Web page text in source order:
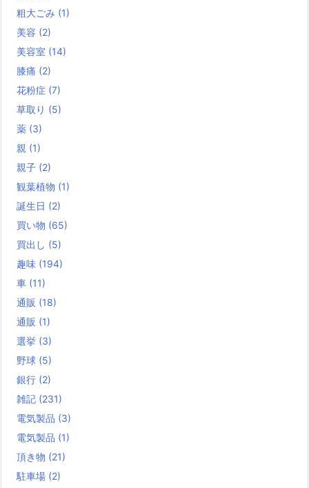
粗大ごみ (1)
美容 (2)
美容室 (14)
膝痛 (2)
花粉症 (7)
草取り (5)
薬 (3)
親 (1)
親子 (2)
観葉植物 (1)
誕生日 (2)
買い物 (65)
買出し (5)
趣味 (194)
車 (11)
通販 (18)
通販 (1)
選挙 (3)
野球 (5)
銀行 (2)
雑記 (231)
電気製品 (3)
電気製品 (1)
頂き物 (21)
駐車場 (2)